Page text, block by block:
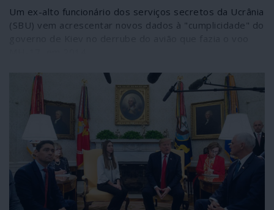
Um ex-alto funcionário dos serviços secretos da Ucrânia
(SBU) vem acrescentar novos dados à "cumplicidade" do